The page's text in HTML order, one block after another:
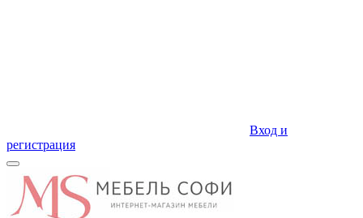
Вход и
регистрация